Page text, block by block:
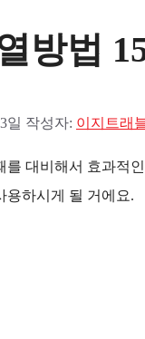
방법
일 작성자: 이지트래
를 대비해서 효과적
용하시게 될 거에요.